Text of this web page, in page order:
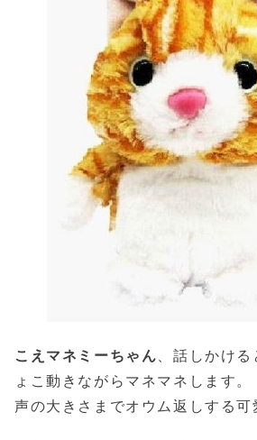
こえマネミーちゃん 、話しかけ
ょこ動きながらマネマネします。
声の大きさまでオウム返しする可